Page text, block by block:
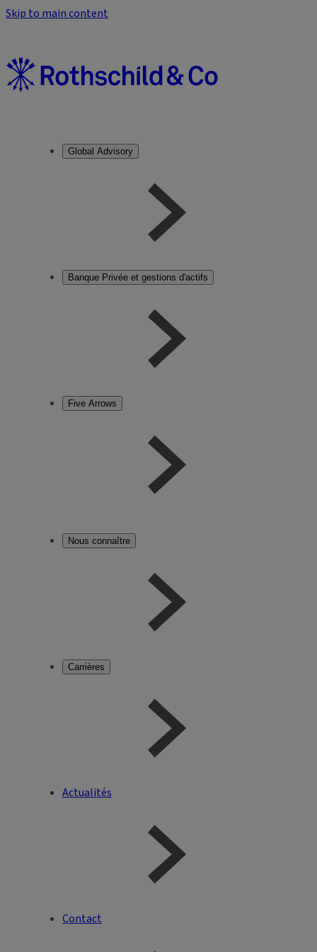
Skip to main content
Global Advisory
Banque Privée et gestions d'actifs
Five Arrows
Nous connaître
Carrières
Actualités
Contact